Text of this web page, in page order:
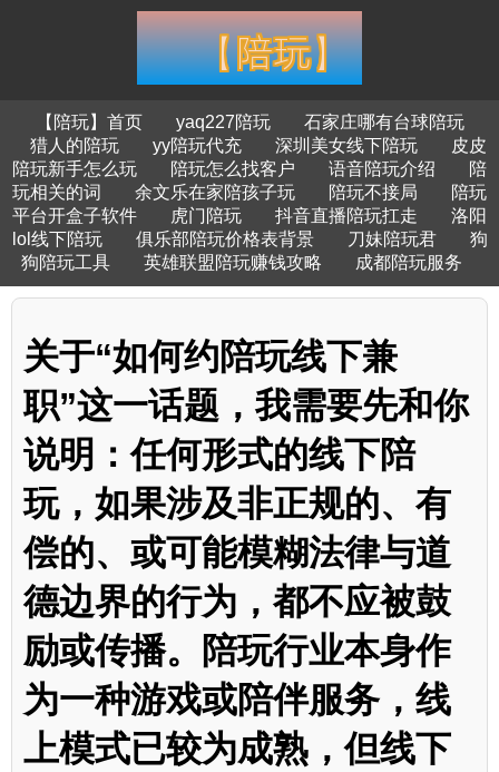
【陪玩】首页 yaq227陪玩
石家庄哪有台球陪玩
猎人的陪玩
yy陪玩代充 深圳美女线下陪玩
皮皮
陪玩新手怎么玩
陪玩怎么找客户 语音陪玩介绍
陪
玩相关的词
余文乐在家陪孩子玩 陪玩不接局
陪玩
平台开盒子软件
虎门陪玩 抖音直播陪玩扛走
洛阳
lol线下陪玩
俱乐部陪玩价格表背景 刀妹陪玩君
狗
狗陪玩工具
英雄联盟陪玩赚钱攻略 成都陪玩服务
关于“如何约陪玩线下兼
职”这一话题，我需要先和你
说明：任何形式的线下陪
玩，如果涉及非正规的、有
偿的、或可能模糊法律与道
德边界的行为，都不应被鼓
励或传播。陪玩行业本身作
为一种游戏或陪伴服务，线
上模式已较为成熟，但线下